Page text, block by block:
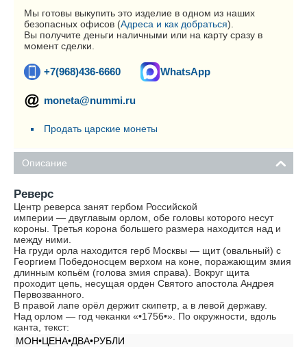
Мы готовы выкупить это изделие в одном из наших
безопасных офисов (Адреса и как добраться).
Вы получите деньги наличными или на карту сразу в
момент сделки.
+7(968)436-6660 WhatsApp
moneta@nummi.ru
Продать царские монеты
Описание
Реверс
Центр реверса занят гербом Российской
империи — двуглавым орлом, обе головы которого несут
короны. Третья корона большего размера находится над и
между ними.
На груди орла находится герб Москвы — щит (овальный) с
Георгием Победоносцем верхом на коне, поражающим змия
длинным копьём (голова змия справа). Вокруг щита
проходит цепь, несущая орден Святого апостола Андрея
Первозванного.
В правой лапе орёл держит скипетр, а в левой державу.
Над орлом — год чеканки «•1756•». По окружности, вдоль
канта, текст:
МОН•ЦЕНА•ДВА•РУБЛИ